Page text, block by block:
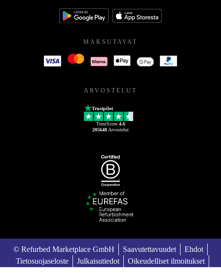
MAKSUTAVAT
ARVOSTELUT
Trustpilot
TrustScore 4.6
205648 Arvostelut
© Refurbed Marketplace GmbH Saavutettavuudet
Ehdot
Tietosuojaseloste
Julkaisutiedot
Oikeudelliset ilmoitukset